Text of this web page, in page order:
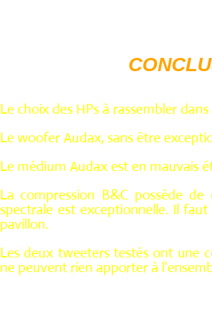
Le choix des HPs à rassembler
Le woofer Audax, sans être
Le médium Audax est en mauvais
La compression B&C possède
spectrale est exceptionnelle. Il
pavillon.
Les deux tweeters testés ont une
ne peuvent rien apporter à